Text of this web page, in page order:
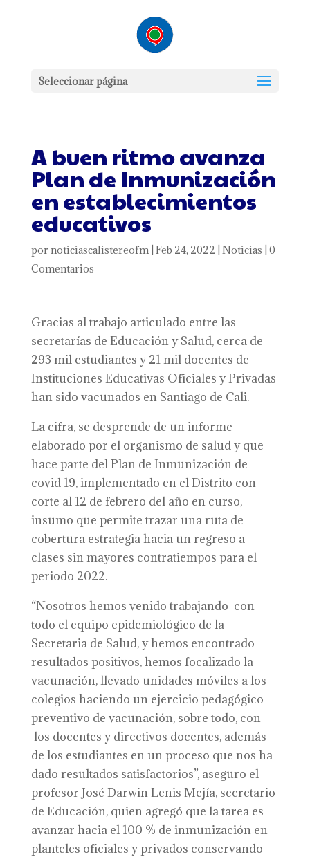
Seleccionar página
A buen ritmo avanza
Plan de Inmunización
en establecimientos
educativos
por noticiascalistereofm| Feb 24, 2022 Noticias 0
Comentarios
Gracias al trabajo articulado entre las
secretarías de Educación y Salud, cerca de
293 mil estudiantes y 21 mil docentes de
Instituciones Educativas Oficiales y Privadas
han sido vacunados en Santiago de Cali.
La cifra, se desprende de un informe
elaborado por el organismo de salud y que
hace parte del Plan de Inmunización de
covid 19, implementado en el Distrito con
corte al 12 de febrero del año en curso,
insumo que permite trazar una ruta de
cobertura estrategia hacia un regreso a
clases sin mayores contratiempos para el
periodo 2022.
“Nosotros hemos venido trabajando con
todo el equipo epidemiológico de la
Secretaria de Salud, y hemos encontrado
resultados positivos, hemos focalizado la
vacunación, llevado unidades móviles a los
colegios haciendo un ejercicio pedagógico
preventivo de vacunación, sobre todo, con
los docentes y directivos docentes, además
de los estudiantes en un proceso que nos ha
dado resultados satisfactorios”, aseguro el
profesor José Darwin Lenis Mejía, secretario
de Educación, quien agregó que la tarea es
avanzar hacia el 100 % de inmunización en
planteles oficiales y privados conservando